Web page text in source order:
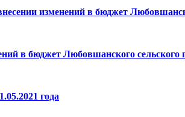
изменений в бюджет
в бюджет Любовшанского
года